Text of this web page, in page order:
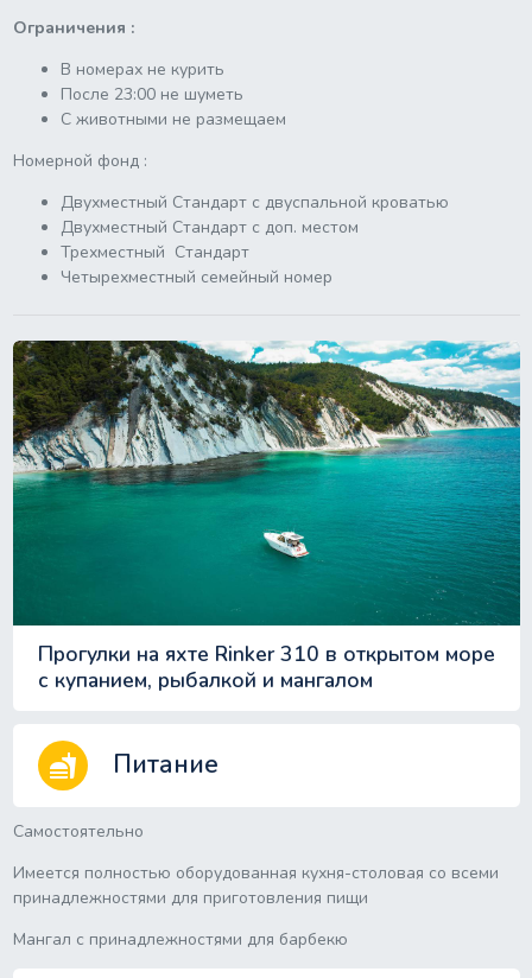
Ограничения :
В номерах не курить
После 23:00 не шуметь
С животными не размещаем
Номерной фонд :
Двухместный Стандарт с двуспальной кроватью
Двухместный Стандарт с доп. местом
Трехместный Стандарт
Четырехместный семейный номер
Прогулки на яхте Rinker 310 в открытом море
с купанием, рыбалкой и мангалом
fastfood Питание
Самостоятельно
Имеется полностью оборудованная кухня-столовая со всеми
принадлежностями для приготовления пищи
Мангал с принадлежностями для барбекю